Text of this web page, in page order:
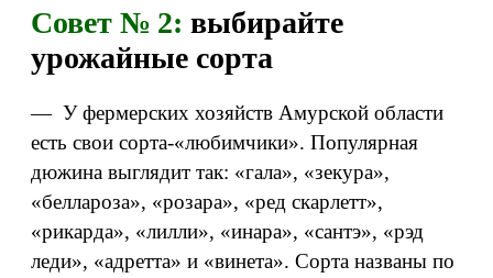
Совет № 2: выбирайте
урожайные сорта
— У фермерских хозяйств Амурской области
есть свои сорта-«любимчики». Популярная
дюжина выглядит так: «гала», «зекура»,
«беллароза», «розара», «ред скарлетт»,
«рикарда», «лилли», «инара», «сантэ», «рэд
леди», «адретта» и «винета». Сорта названы по